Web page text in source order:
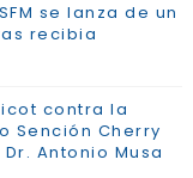
se lanza de un
recibia
contra la
Sención Cherry
Antonio Musa